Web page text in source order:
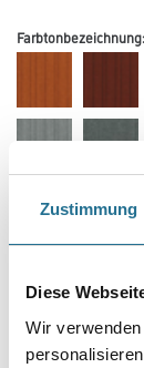
Zustimmung
Diese
Wir
Verarbeitung
Farbtonbezeichnung:
Farbtonbezeichnung